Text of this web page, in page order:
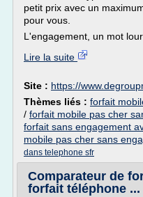
petit prix avec un
pour vous.
L'engagement, un mot
Lire la suite
Site : https://
Thèmes liés : forfait
/ forfait mobile pas cher
forfait sans engagement
mobile pas cher sans
dans telephone sfr
Comparateur de
forfait téléphone ...